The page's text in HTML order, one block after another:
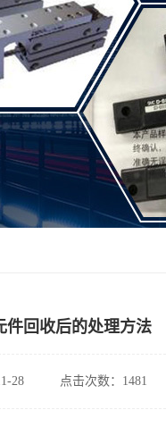
件回收后的处理方法
28 点击次数：1481